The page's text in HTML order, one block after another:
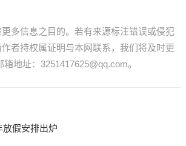
多信息之目的。若有来源标注错误或侵犯
者持权属证明与本网联系，我们将及时更
地址：3251417625@qq.com。
放假安排出炉